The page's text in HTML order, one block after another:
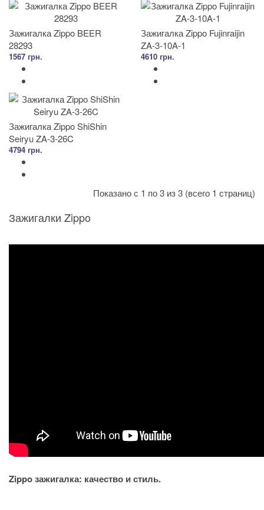
Зажигалка Zippo BEER
28293
1567 грн.
Зажигалка Zippo Fujinraijin
ZA-3-10A-1
4610 грн.
Зажигалка Zippo ShiShin
Seiryu ZA-3-26C
4794 грн.
Показано с 1 по 3 из 3 (всего 1 страниц)
Зажигалки Zippo
Zippo зажигалка: качество и стиль.